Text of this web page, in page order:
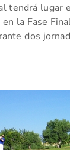
tendrá
la Fase
dos